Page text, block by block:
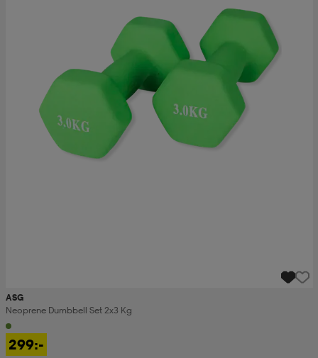
ASG
Neoprene Dumbbell Set 2x3 Kg
299:-